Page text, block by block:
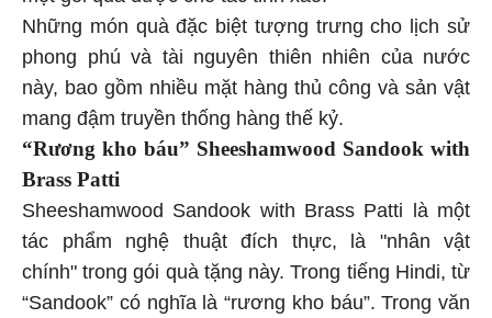
Những món quà đặc biệt tượng trưng cho lịch sử
phong phú và tài nguyên thiên nhiên của nước
này, bao gồm nhiều mặt hàng thủ công và sản vật
mang đậm truyền thống hàng thế kỷ.
“Rương kho báu” Sheeshamwood Sandook with
Brass Patti
Sheeshamwood Sandook with Brass Patti là một
tác phẩm nghệ thuật đích thực, là "nhân vật
chính" trong gói quà tặng này. Trong tiếng Hindi, từ
“Sandook” có nghĩa là “rương kho báu”. Trong văn